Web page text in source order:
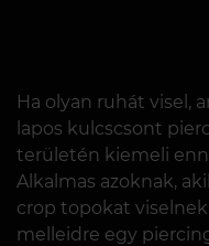
Ha olyan ruhát visel,
lapos kulcscsont
területén kiemeli
Alkalmas azoknak,
crop topokat
melleidre egy